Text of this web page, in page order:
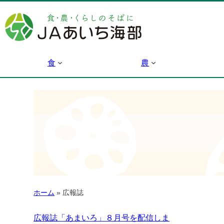
食 農
ホーム » 広報誌
広報誌「あまいろ」８月号を配信しま